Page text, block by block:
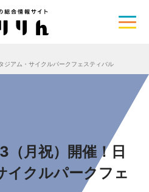
ジアム・サイクルパークフェスティバル
（月祝）開催！日
イクルパークフェ